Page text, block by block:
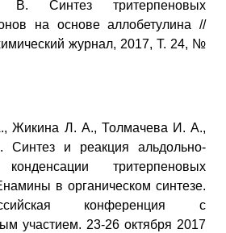
Синтез тритерпеновых
на основе аллобетулина //
журнал, 2017, Т. 24, №
Жикина Л. А., Толмачева И. А.,
и реакция альдольно-
конденсации тритерпеновых
в органическом синтезе.
конференция с
участием. 23-26 октября 2017